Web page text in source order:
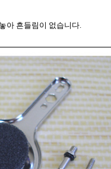
아 흔들림이 없습니다.